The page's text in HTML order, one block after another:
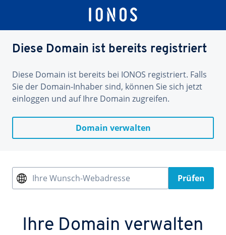
Diese Domain ist bereits registriert
Diese Domain ist bereits bei IONOS registriert. Falls
Sie der Domain-Inhaber sind, können Sie sich jetzt
einloggen und auf Ihre Domain zugreifen.
Domain verwalten
Ihre Wunsch-Webadresse Prüfen
Ihre Domain verwalten